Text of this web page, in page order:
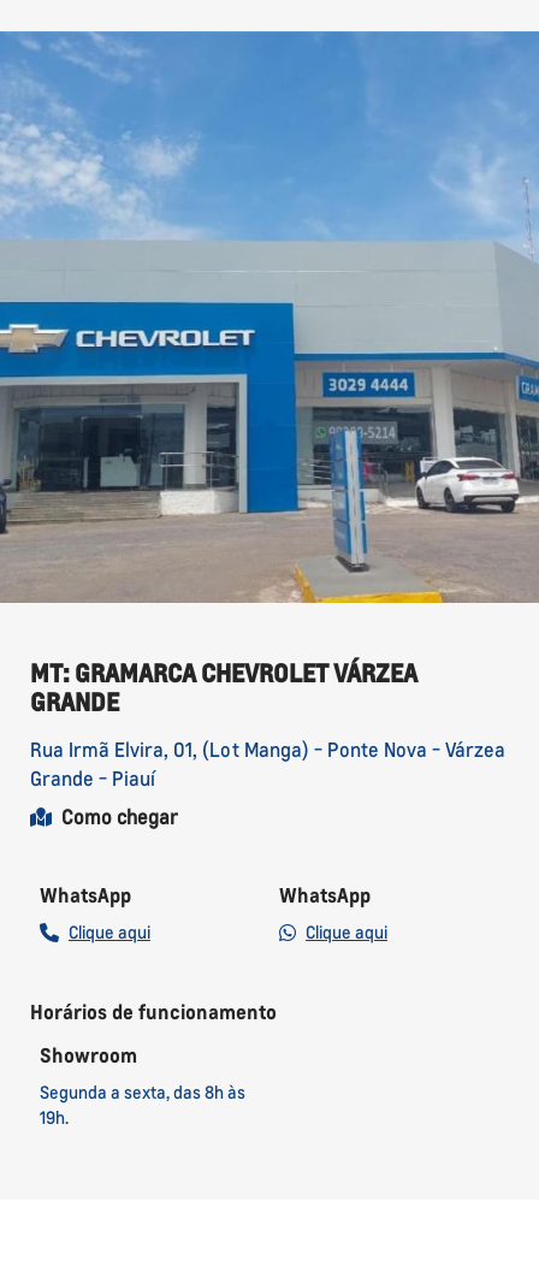
MT: GRAMARCA CHEVROLET VÁRZEA
GRANDE
Rua Irmã Elvira, 01, (Lot Manga) - Ponte Nova - Várzea
Grande - Piauí
Como chegar
WhatsApp
Clique aqui
WhatsApp
Clique aqui
Horários de funcionamento
Showroom
Segunda a sexta, das 8h às
19h.